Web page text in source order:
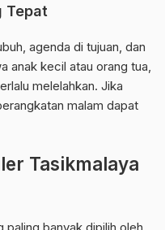
Tepat
agenda di tujuan, dan
anak kecil atau orang tua,
melelahkan. Jika
malam dapat
Tasikmalaya